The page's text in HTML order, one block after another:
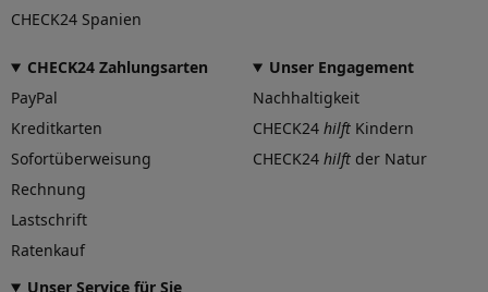
Dimension
9,5
Größe (in Zoll)
Einpresstiefe (in mm)
31
Lochkreis (Anzahl der Löcher)
Lochkreis-Durchmesser (in mm)
CHECK24 Spanien
CHECK24 Zahlungsarten
PayPal
Kreditkarten
Sofortüberweisung
Rechnung
Lastschrift
Ratenkauf
Unser Engagement
Nachhaltigkeit
CHECK24 hilft Kindern
CHECK24 hilft der Natur
Unser Service für Sie